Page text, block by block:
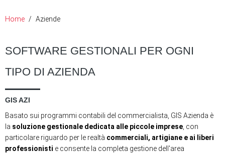
Home Aziende
SOFTWARE GESTIONALI PER OGNI
TIPO DI AZIENDA
GIS AZI
Basato sui programmi contabili del commercialista, GIS Azienda è
la soluzione gestionale dedicata alle piccole imprese , con
particolare riguardo per le realtà commerciali, artigiane e ai liberi
professionisti e consente la completa gestione dell'area